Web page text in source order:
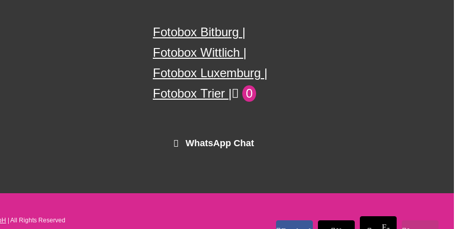
Fotobox Bitburg
Fotobox Wittlich
Fotobox Luxemburg
Fotobox Trier
0
WhatsApp Chat
| All Rights Reserved
E-